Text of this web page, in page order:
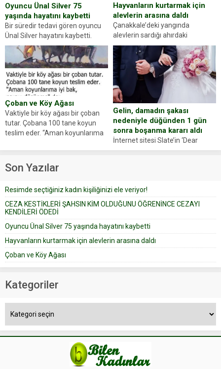
Oyuncu Ünal Silver 75
yaşında hayatını kaybetti
Bir süredir tedavi gören oyuncu
Ünal Silver hayatını kaybetti.
Haberi, oyuncunun menajerlik
ajansı duyurdu. Renda Güner,
sosyal medya hesabında “Usta
Oyuncumuz ve çok değerli
dostumuz...
Hayvanların kurtarmak için
alevlerin arasına daldı
Çanakkale’deki yangında
alevlerin sardığı ahırdaki
hayvanlarını kurtarmak isteyen
Zeki Demir (66) ölümden döndü.
Yüzünde ve ellerinde yanıklar
oluşan Demir, kâbus dolu anları
anlattı… Merkeze bağlı...
Çoban ve Köy Ağası
Vaktiyle bir köy ağası bir çoban
tutar. Çobana 100 tane koyun
teslim eder. “Aman koyunlarıma
Çoban koyunları alır gider. Aylar...
Gelin, damadın şakası
nedeniyle düğünden 1 gün
sonra boşanma kararı aldı
İnternet sitesi Slate’in ‘Dear
Prudence’ isimli tavsiye köşesine
yapıştırdığı için düğünden...
Son Yazılar
Resimde seçtiğiniz kadın kişiliğinizi ele veriyor!
CEZA KESTİKLERİ ŞAHSIN KİM OLDUĞUNU ÖĞRENİNCE CEZAYI
KENDİLERİ ÖDEDİ
Oyuncu Ünal Silver 75 yaşında hayatını kaybetti
Hayvanların kurtarmak için alevlerin arasına daldı
Çoban ve Köy Ağası
Kategoriler